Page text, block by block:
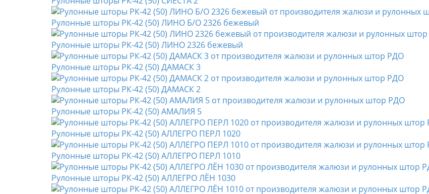
Рулонные шторы РК-42 (50) ЛИНО Б/О 2326 бежевый
Рулонные шторы РК-42 (50) ЛИНО 2326 бежевый
Рулонные шторы РК-42 (50) ДАМАСК 3
Рулонные шторы РК-42 (50) ДАМАСК 2
Рулонные шторы РК-42 (50) АМАЛИЯ 5
Рулонные шторы РК-42 (50) АЛЛЕГРО ПЕРЛ 1020
Рулонные шторы РК-42 (50) АЛЛЕГРО ПЕРЛ 1010
Рулонные шторы РК-42 (50) АЛЛЕГРО ЛЁН 1030